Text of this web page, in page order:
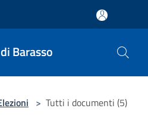
Barasso
> Tutti i documenti (5)